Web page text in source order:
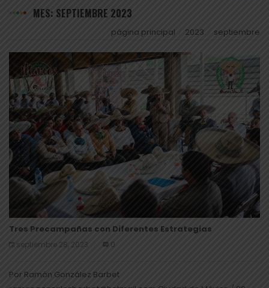
MES: SEPTIEMBRE 2023
página principal 2023 septiembre
Tres Precampañas con Diferentes Estrategias
septiembre 28, 2023 0
Por Ramón González Barbet